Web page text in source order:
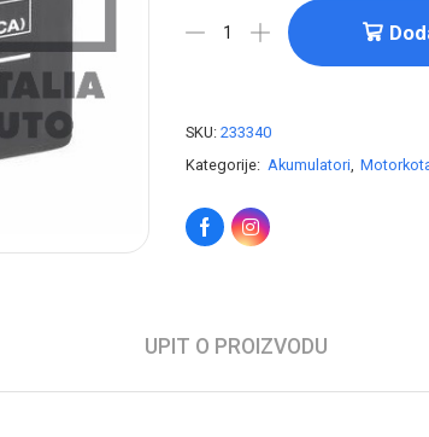
SKU: 233340
Kategorije: Akumulatori,
UPIT O PROIZVODU